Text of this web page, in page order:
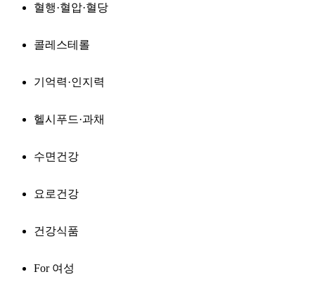
혈행·혈압·혈당
콜레스테롤
기억력·인지력
헬시푸드·과채
수면건강
요로건강
건강식품
For 여성